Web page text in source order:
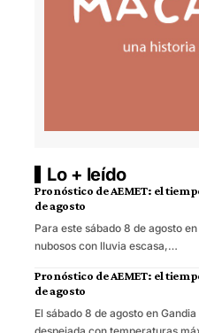
Lo + leído
Pronóstico de AEMET: el
de agosto
Para este sábado 8 de agosto
nubosos con lluvia escasa,…
Pronóstico de AEMET: el
de agosto
El sábado 8 de agosto en